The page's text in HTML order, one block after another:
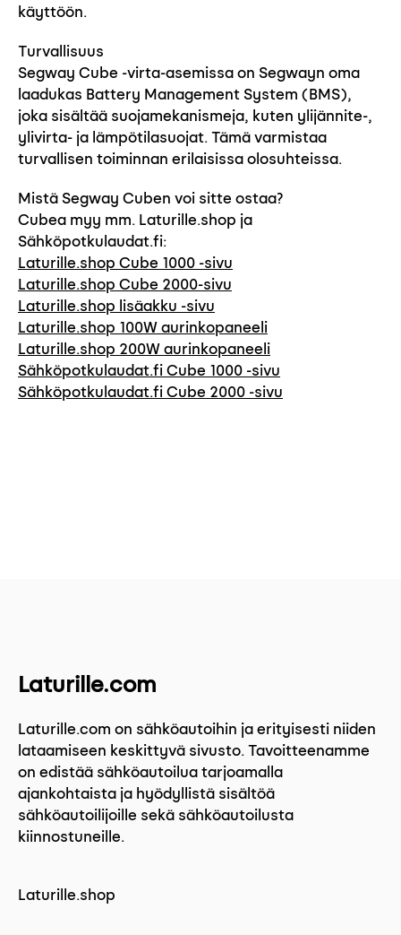
käyttöön​.
Turvallisuus
Segway Cube -virta-asemissa on Segwayn oma
laadukas Battery Management System (BMS),
joka sisältää suojamekanismeja, kuten ylijännite-,
ylivirta- ja lämpötilasuojat. Tämä varmistaa
turvallisen toiminnan erilaisissa olosuhteissa​.
Mistä Segway Cuben voi sitte ostaa?
Cubea myy mm. Laturille.shop ja
Sähköpotkulaudat.fi:
Laturille.shop Cube 1000 -sivu
Laturille.shop Cube 2000-sivu
Laturille.shop lisäakku -sivu
Laturille.shop 100W aurinkopaneeli
Laturille.shop 200W aurinkopaneeli
Sähköpotkulaudat.fi Cube 1000 -sivu
Sähköpotkulaudat.fi Cube 2000 -sivu
Laturille.com
Laturille.com on sähköautoihin ja erityisesti niiden
lataamiseen keskittyvä sivusto. Tavoitteenamme
on edistää sähköautoilua tarjoamalla
ajankohtaista ja hyödyllistä sisältöä
sähköautoilijoille sekä sähköautoilusta
kiinnostuneille.
Laturille.shop